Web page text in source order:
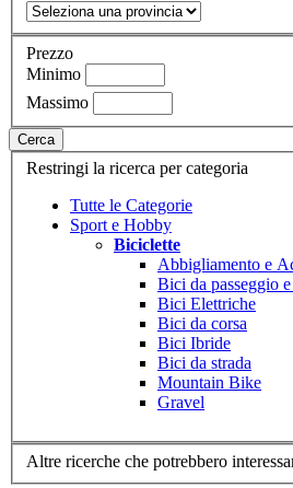
Prezzo
Minimo
Massimo
Cerca
Restringi la ricerca per categoria
Tutte le Categorie
Sport e Hobby
Biciclette
Abbigliamento e
Bici da passeggio
Bici Elettriche
Bici da corsa
Bici Ibride
Bici da strada
Mountain Bike
Gravel
Altre ricerche che potrebbero